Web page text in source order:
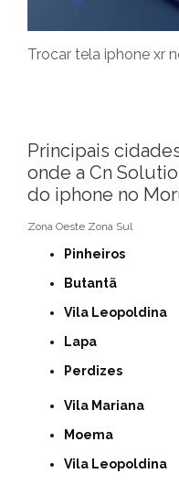
Trocar tela iphone xr
Principais
onde a Cn
do iphone no
Zona Oeste Zona Sul
Pinheiros
Butantã
Vila Leopoldina
Lapa
Perdizes
Vila Mariana
Moema
Vila Leopoldina